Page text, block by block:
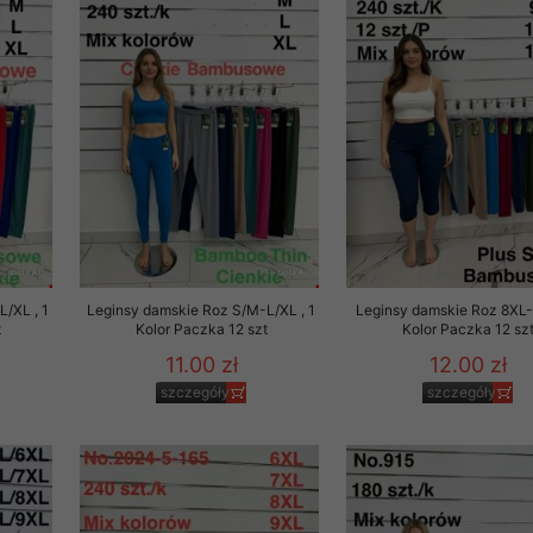
XL , 1
Leginsy damskie Roz S/M-L/XL , 1
Kolor Paczka 12 szt
11.00 zł
szczegóły
Leginsy damskie Roz
Kolor Paczka 12 szt
12.00 zł
szczegóły
sierpnia 1997 r. o
przechowujemy na
jedynie uprawnieni
danych w celu
osobom trzecim,
na podstawie
na komputerze Klienta
naszej oferty do
internetowej
tych plików
na komputerze